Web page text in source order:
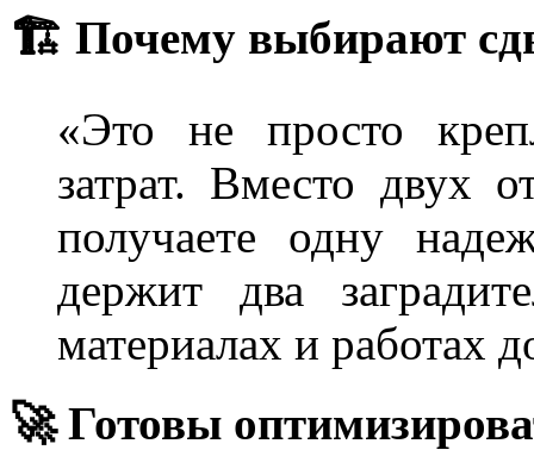
🏗️ Почему выбирают
«Это не просто
затрат. Вместо двух
получаете одну
держит два
материалах и работах
🚀 Готовы